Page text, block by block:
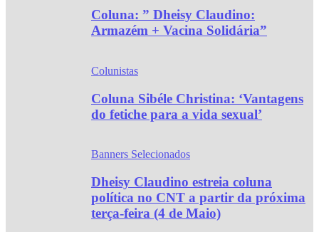
Coluna: ” Dheisy Claudino:
Armazém + Vacina Solidária”
Colunistas
Coluna Sibéle Christina: ‘Vantagens
do fetiche para a vida sexual’
Banners Selecionados
Dheisy Claudino estreia coluna
política no CNT a partir da próxima
terça-feira (4 de Maio)